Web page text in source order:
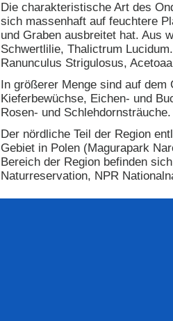
Die charakteristische Art des
sich massenhaft auf feuchtere
und Graben ausbreitet hat. Aus
Schwertlilie, Thalictrum
Ranunculus Strigulosus,
In größerer Menge sind auf
Kieferbewüchse, Eichen- und
Rosen- und Schlehdornsträuche.
Der nördliche Teil der Region
Gebiet in Polen (Magurapark
Bereich der Region befinden
Naturreservation, NPR